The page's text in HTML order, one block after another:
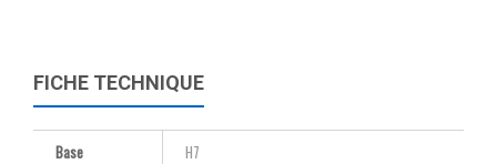
FICHE TECHNIQUE
Base
H7